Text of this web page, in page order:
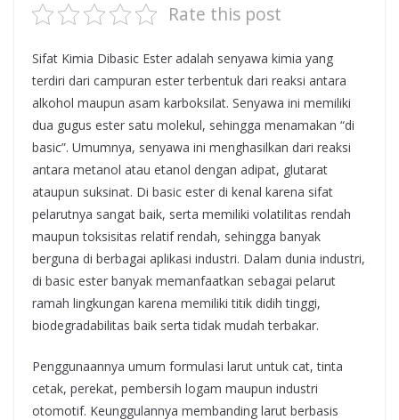
Rate this post
Sifat Kimia Dibasic Ester adalah senyawa kimia yang
terdiri dari campuran ester terbentuk dari reaksi antara
alkohol maupun asam karboksilat. Senyawa ini memiliki
dua gugus ester satu molekul, sehingga menamakan “di
basic”. Umumnya, senyawa ini menghasilkan dari reaksi
antara metanol atau etanol dengan adipat, glutarat
ataupun suksinat. Di basic ester di kenal karena sifat
pelarutnya sangat baik, serta memiliki volatilitas rendah
maupun toksisitas relatif rendah, sehingga banyak
berguna di berbagai aplikasi industri. Dalam dunia industri,
di basic ester banyak memanfaatkan sebagai pelarut
ramah lingkungan karena memiliki titik didih tinggi,
biodegradabilitas baik serta tidak mudah terbakar.
Penggunaannya umum formulasi larut untuk cat, tinta
cetak, perekat, pembersih logam maupun industri
otomotif. Keunggulannya membanding larut berbasis